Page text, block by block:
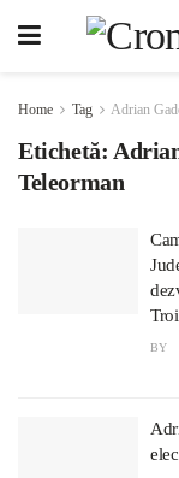
Home Tag Adrian
Etichetă:
Teleorman
BY